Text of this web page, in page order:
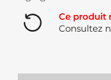
Ce produit
Consultez